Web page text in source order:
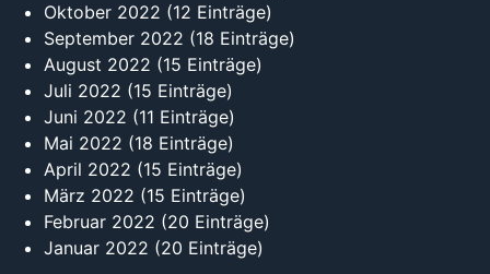
Oktober 2022 (12 Einträge)
September 2022 (18 Einträge)
August 2022 (15 Einträge)
Juli 2022 (15 Einträge)
Juni 2022 (11 Einträge)
Mai 2022 (18 Einträge)
April 2022 (15 Einträge)
März 2022 (15 Einträge)
Februar 2022 (20 Einträge)
Januar 2022 (20 Einträge)